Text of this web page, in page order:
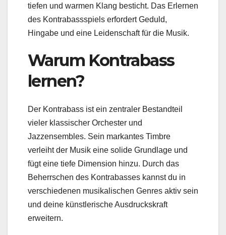
tiefen und warmen Klang besticht. Das Erlernen
des Kontrabassspiels erfordert Geduld,
Hingabe und eine Leidenschaft für die Musik.
Warum Kontrabass
lernen?
Der Kontrabass ist ein zentraler Bestandteil
vieler klassischer Orchester und
Jazzensembles. Sein markantes Timbre
verleiht der Musik eine solide Grundlage und
fügt eine tiefe Dimension hinzu. Durch das
Beherrschen des Kontrabasses kannst du in
verschiedenen musikalischen Genres aktiv sein
und deine künstlerische Ausdruckskraft
erweitern.